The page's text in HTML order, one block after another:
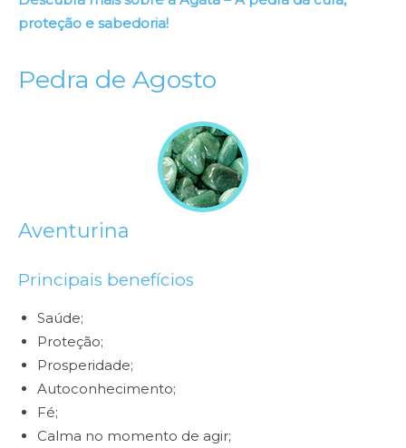
proteção e sabedoria!
Pedra de Agosto
Aventurina
Principais benefícios
Saúde;
Proteção;
Prosperidade;
Autoconhecimento;
Fé;
Calma no momento de agir;